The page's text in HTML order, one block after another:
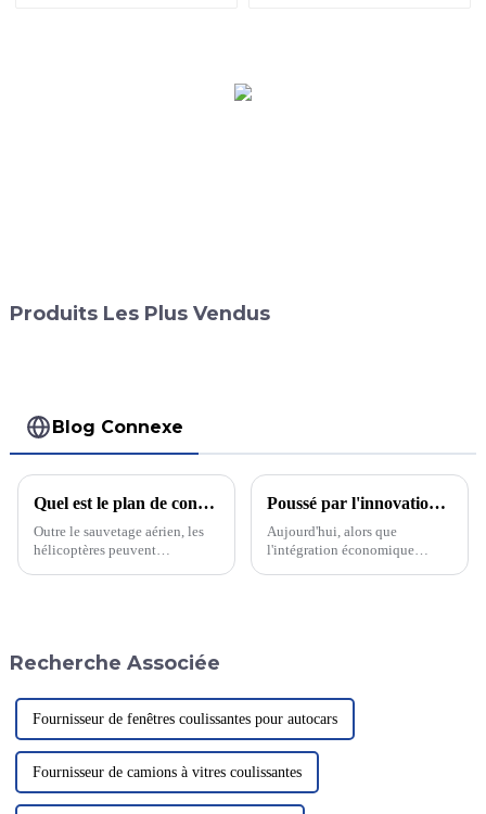
Produits Les Plus Vendus
Blog Connexe
Quel est le plan de construction de l'héliport ?
Outre le sauvetage aérien, les
hélicoptères peuvent
Pékin…
Poussé par l'innovation, à la tête d'une nouvelle ère de production industrielle d'aluminium
Aujourd'hui, alors que
l'intégration économique
avec ...
Recherche Associée
Fournisseur de fenêtres coulissantes pour autocars
Fournisseur de camions à vitres coulissantes